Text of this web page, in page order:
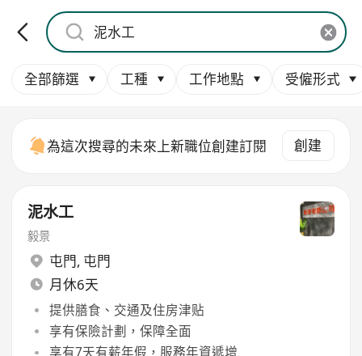
全部篩選 工種 工作地點 受僱形式
為這次搜尋的未來上新職位創建訂閱 創建
泥水工
毅景
屯門, 屯門
月休6天
提供膳食、交通及住房津贴
享有保險計劃，保障全面
享有7天有薪年假，服務年資遞增